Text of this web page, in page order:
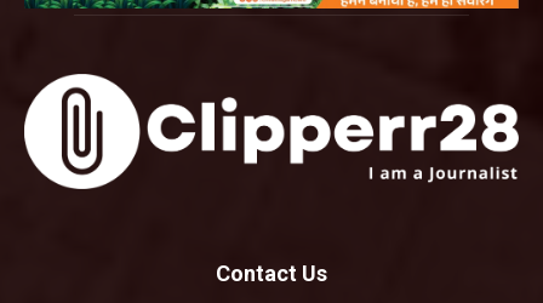
Contact Us